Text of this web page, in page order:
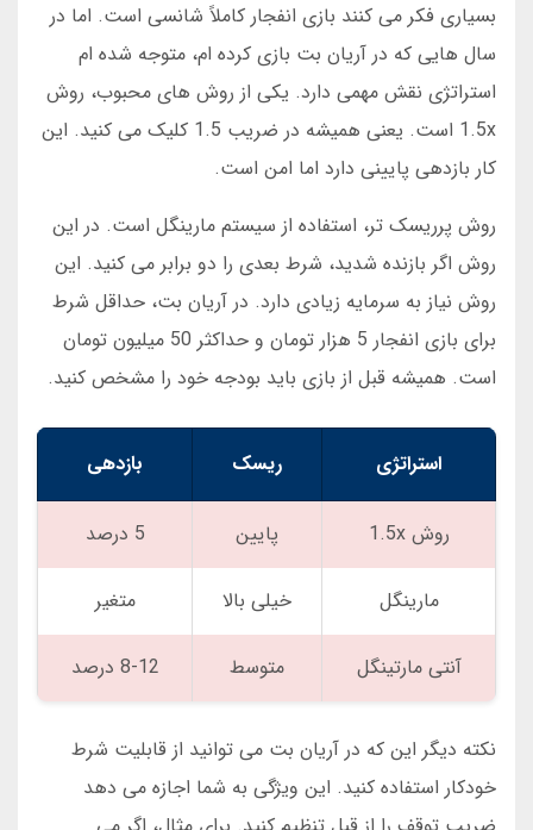
بسیاری فکر می کنند بازی انفجار کاملاً شانسی است. اما در
سال هایی که در آریان بت بازی کرده ام، متوجه شده ام
استراتژی نقش مهمی دارد. یکی از روش های محبوب، روش
1.5x است. یعنی همیشه در ضریب 1.5 کلیک می کنید. این
کار بازدهی پایینی دارد اما امن است.
روش پرریسک تر، استفاده از سیستم مارینگل است. در این
روش اگر بازنده شدید، شرط بعدی را دو برابر می کنید. این
روش نیاز به سرمایه زیادی دارد. در آریان بت، حداقل شرط
برای بازی انفجار 5 هزار تومان و حداکثر 50 میلیون تومان
است. همیشه قبل از بازی باید بودجه خود را مشخص کنید.
استراتژی ریسک بازدهی
روش 1.5x پایین 5 درصد
مارینگل خیلی بالا متغیر
آنتی مارتینگل متوسط 8-12 درصد
نکته دیگر این که در آریان بت می توانید از قابلیت شرط
خودکار استفاده کنید. این ویژگی به شما اجازه می دهد